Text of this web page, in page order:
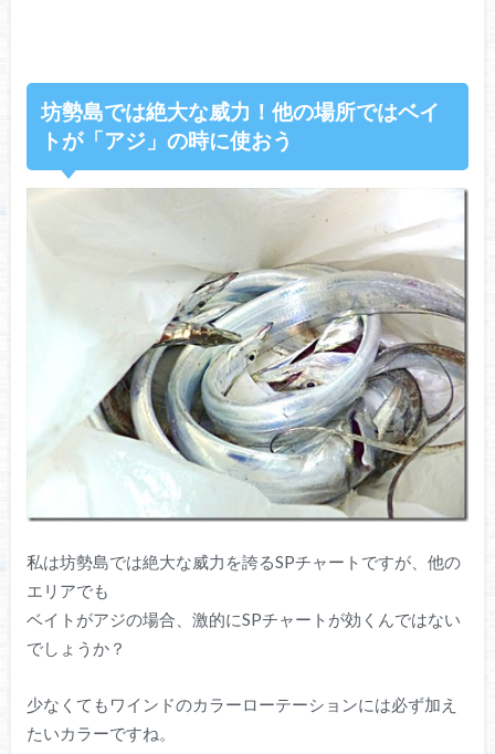
坊勢島では絶大な威力！他の場所ではベイ
トが「アジ」の時に使おう
私は坊勢島では絶大な威力を誇るSPチャートですが、他の
エリアでも
ベイトがアジの場合、激的にSPチャートが効くんではない
でしょうか？
少なくてもワインドのカラーローテーションには必ず加え
たいカラーですね。